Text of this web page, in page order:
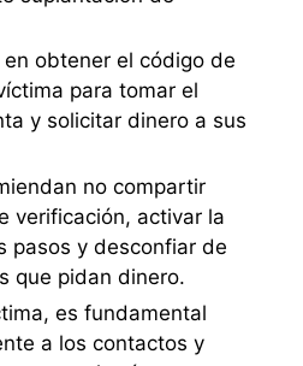
obtener el código de
para tomar el
y solicitar dinero a sus
no compartir
verificación, activar la
pasos y desconfiar de
que pidan dinero.
es fundamental
a los contactos y